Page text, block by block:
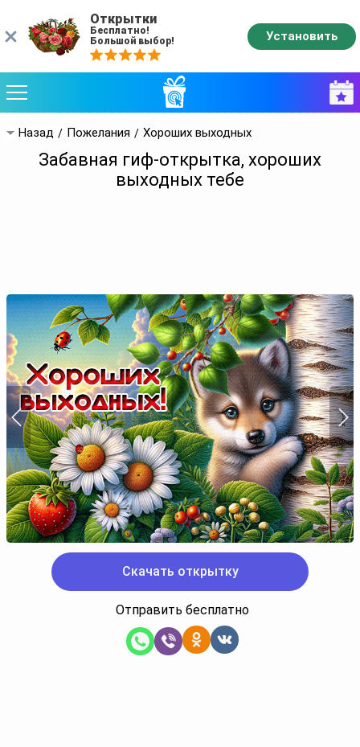
Назад Пожелания Хороших выходных
Забавная гиф-открытка, хороших
выходных тебе
Скачать открытку
Отправить бесплатно
Открытки
Бесплатно!
Большой выбор!
Установить